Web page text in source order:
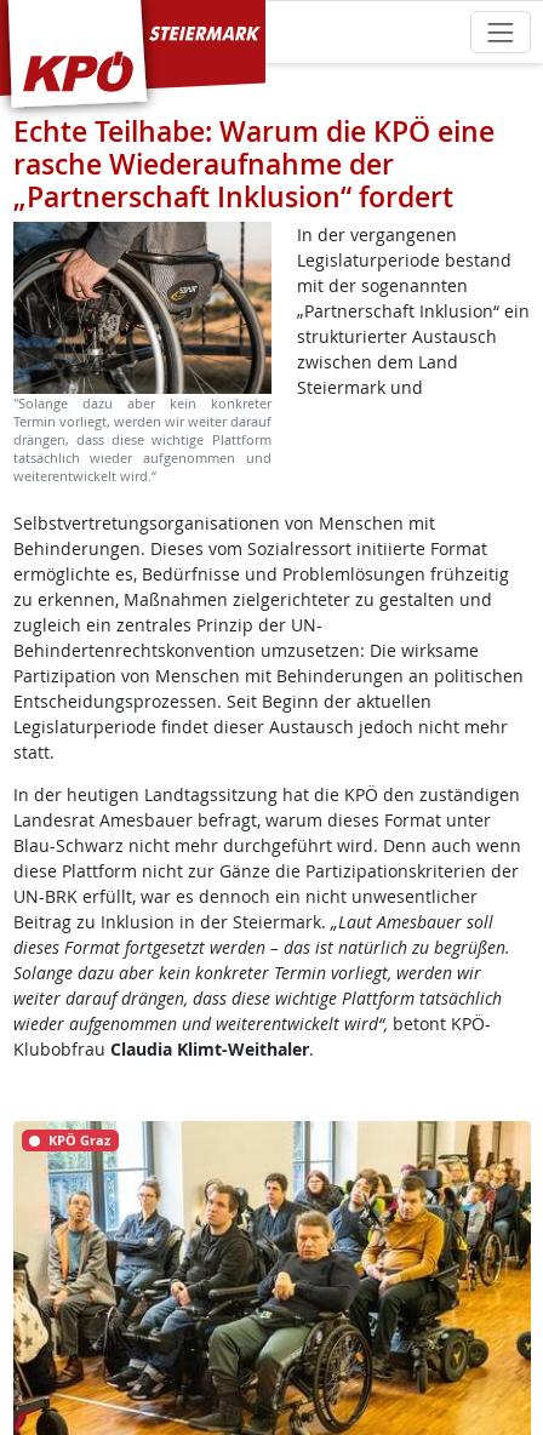
KPÖ Steiermark
Echte Teilhabe: Warum die KPÖ eine
rasche Wiederaufnahme der
„Partnerschaft Inklusion“ fordert
"Solange dazu aber kein konkreter
Termin vorliegt, werden wir weiter darauf
drängen, dass diese wichtige Plattform
tatsächlich wieder aufgenommen und
weiterentwickelt wird.“
In der vergangenen
Legislaturperiode bestand
mit der sogenannten
„Partnerschaft Inklusion“ ein
strukturierter Austausch
zwischen dem Land
Steiermark und
Selbstvertretungsorganisationen von Menschen mit
Behinderungen. Dieses vom Sozialressort initiierte Format
ermöglichte es, Bedürfnisse und Problemlösungen frühzeitig
zu erkennen, Maßnahmen zielgerichteter zu gestalten und
zugleich ein zentrales Prinzip der UN-
Behindertenrechtskonvention umzusetzen: Die wirksame
Partizipation von Menschen mit Behinderungen an politischen
Entscheidungsprozessen. Seit Beginn der aktuellen
Legislaturperiode findet dieser Austausch jedoch nicht mehr
statt.
In der heutigen Landtagssitzung hat die KPÖ den zuständigen
Landesrat Amesbauer befragt, warum dieses Format unter
Blau-Schwarz nicht mehr durchgeführt wird. Denn auch wenn
diese Plattform nicht zur Gänze die Partizipationskriterien der
UN-BRK erfüllt, war es dennoch ein nicht unwesentlicher
Beitrag zu Inklusion in der Steiermark. „Laut Amesbauer soll
dieses Format fortgesetzt werden – das ist natürlich zu begrüßen.
Solange dazu aber kein konkreter Termin vorliegt, werden wir
weiter darauf drängen, dass diese wichtige Plattform tatsächlich
wieder aufgenommen und weiterentwickelt wird“, betont KPÖ-
Klubobfrau Claudia Klimt-Weithaler.
KPÖ Graz